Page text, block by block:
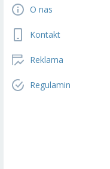
O nas
Kontakt
Reklama
Regulamin